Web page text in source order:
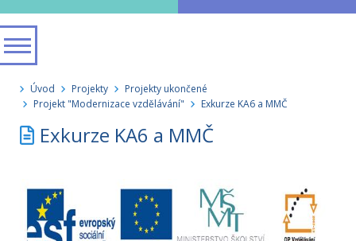
Úvod Projekty
Projekty ukončené
Projekt "Modernizace vzdělávání"
Exkurze KA6 a MMČ
Exkurze KA6 a MMČ